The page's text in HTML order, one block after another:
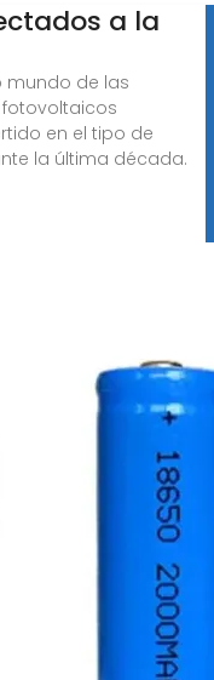
a la
mundo de las
en el tipo de
la última década.